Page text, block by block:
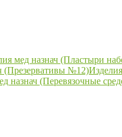
мед назнач (Пластыри
(Презервативы №12)
назнач (Перевязочные